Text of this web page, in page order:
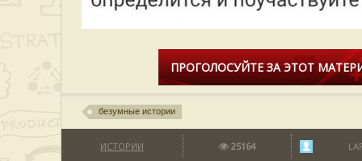
ПРОГОЛОСУЙТЕ ЗА ЭТОТ
безумные истории
ИСТОРИИ 25164